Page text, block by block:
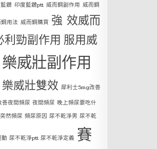
鑽 印度藍鑽ptt 威而鋼副作用 威而鋼
用法 威而鋼購買 強 效威而
利勁副作用 服用威
樂威壯副作用
樂威壯雙效 犀利士5mg改善
夜間頻尿 夜間頻尿 晚上頻尿要吃什
然頻尿 頻尿原因 尿不乾淨男 尿不乾
尿不乾淨ptt 尿不乾淨定義 賽